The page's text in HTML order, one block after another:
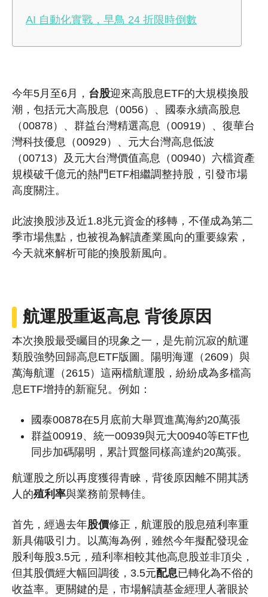
AI 自動化實戰，早鳥 24 折限時倒數
今年5月至6月， 台股迎來高股息ETF的大規模換股
潮，包括元大高股息（0056）、國泰永續高股息
（00878）、群益台灣精選高息（00919）、復華台
灣科技優息（00929）、元大台灣高息低波
（00713）及元大台灣價值高息（00940）六檔資產
規模破千億元的熱門ETF相繼調整持股，引發市場
高度關注。
此波換股涉及近1.8兆元資金的移轉，不僅成為第二
季市場焦點，也被視為解讀產業風向的重要線索，
今天就來解析可能的換股新風向。
航運股重返高息 背後原因
本次換股最受矚目的現象之一，是先前沉寂的航運
類股強勢回歸高息ETF版圖。陽明海運（2609）與
萬海航運（2615）這兩檔航運股，紛紛成為多檔高
息ETF增持的新寵兒。例如：
國泰00878在5月底前大舉買進萬海約20萬張
群益00919、統一00939與元大00940等ETF也
同步加碼陽明，累計買盤同樣高達約20萬張。
航運股之所以再度獲得青睞，背後原因離不開其誘
人的殖利率與業務前景轉佳。
首先，經過去年股價修正，航運股的股息殖利率重
新具備吸引力。以萬海為例，雖然今年擬配發現金
股利每股3.5元，殖利率相較其他高息股並非頂尖，
但其股價經大幅回調後，3.5元配息已轉化為不俗的
收益率。更關鍵的是，市場解讀基金經理人著眼於